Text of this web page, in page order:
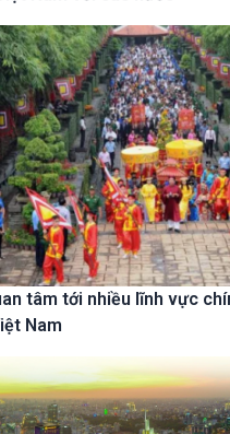
tâm tới nhiều lĩnh vực
Nam